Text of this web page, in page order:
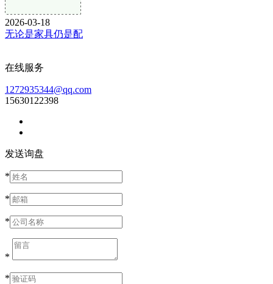
2026-03-18
无论是家具仍是配
在线服务
1272935344@qq.com
15630122398
发送询盘
*
*
*
*
*